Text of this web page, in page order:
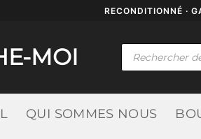
RECONDITIONNÉ ·
MOI
Recherche
QUI SOMMES NOUS